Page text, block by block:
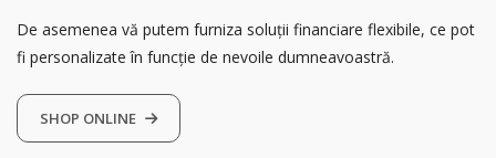
De asemenea vă putem furniza soluții financiare flexibile, ce pot
fi personalizate în funcție de nevoile dumneavoastră.
SHOP ONLINE